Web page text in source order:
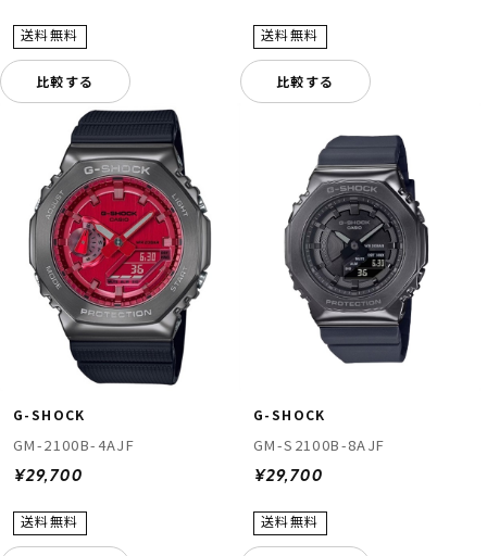
比較する 比較する
G-SHOCK
GM-2100B-4AJF
¥29,700
G-SHOCK
GM-S2100B-8AJF
¥29,700